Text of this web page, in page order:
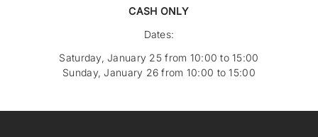
CASH ONLY
Dates:
Saturday, January 25 from 10:00 to 15:00
Sunday, January 26 from 10:00 to 15:00